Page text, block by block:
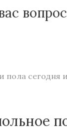
пола сегодня